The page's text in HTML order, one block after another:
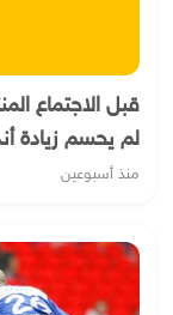
قبل الاجتماع
لم يحسم زيادة
منذ أسبوعين